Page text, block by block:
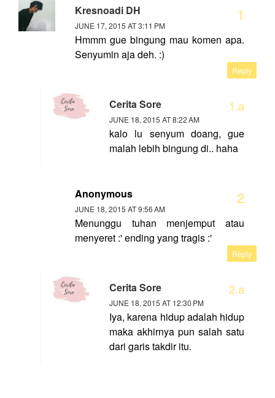
Kresnoadi DH
JUNE 17, 2015 AT 3:11 PM
Hmmm gue bingung mau komen apa.
Senyumin aja deh. :)
Reply
Cerita Sore
JUNE 18, 2015 AT 8:22 AM
kalo lu senyum doang, gue
malah lebih bingung di.. haha
Anonymous
JUNE 18, 2015 AT 9:56 AM
Menunggu tuhan menjemput atau
menyeret :' ending yang tragis :'
Reply
Cerita Sore
JUNE 18, 2015 AT 12:30 PM
Iya, karena hidup adalah hidup
maka akhirnya pun salah satu
dari garis takdir itu.